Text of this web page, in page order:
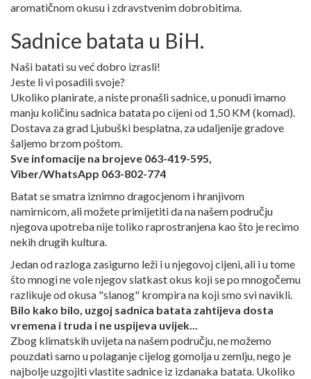
aromatičnom okusu i zdravstvenim dobrobitima.
Sadnice batata u BiH.
Naši batati su već dobro izrasli!
Jeste li vi posadili svoje?
Ukoliko planirate, a niste pronašli sadnice, u ponudi imamo
manju količinu sadnica batata po cijeni od 1,50 KM (komad).
Dostava za grad Ljubuški besplatna, za udaljenije gradove
šaljemo brzom poštom.
Sve infomacije na brojeve 063-419-595,
Viber/WhatsApp 063-802-774
Batat se smatra iznimno dragocjenom i hranjivom
namirnicom, ali možete primijetiti da na našem području
njegova upotreba nije toliko raprostranjena kao što je recimo
nekih drugih kultura.
Jedan od razloga zasigurno leži i u njegovoj cijeni, ali i u tome
što mnogi ne vole njegov slatkast okus koji se po mnogočemu
razlikuje od okusa "slanog" krompira na koji smo svi navikli.
Bilo kako bilo, uzgoj sadnica batata zahtijeva dosta
vremena i truda i ne uspijeva uvijek...
Zbog klimatskih uvijeta na našem području, ne možemo
pouzdati samo u polaganje cijelog gomolja u zemlju, nego je
najbolje uzgojiti vlastite sadnice iz izdanaka batata. Ukoliko